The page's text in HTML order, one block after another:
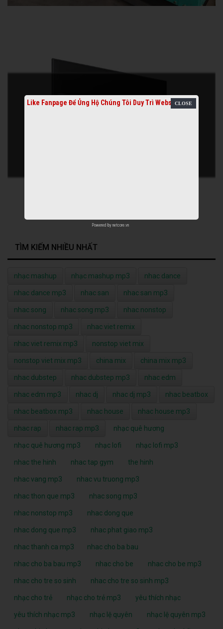
TÌM KIẾM NHIỀU NHẤT
nhạc mashup nhạc mashup mp3 nhac dance
nhac dance mp3 nhac san nhac san mp3
nhac song nhac song mp3 nhac nonstop
nhac nonstop mp3 nhac viet remix
nhac viet remix mp3 nonstop viet mix
nonstop viet mix mp3 china mix china mix mp3
nhac dubstep nhac dubstep mp3 nhac edm
nhac edm mp3 nhac dj nhac dj mp3 nhac beatbox
nhac beatbox mp3 nhac house nhac house mp3
nhac rap nhac rap mp3 nhạc quê hương
nhạc quê hương mp3 nhạc lofi nhạc lofi mp3
nhac the hinh nhac tap gym the hinh
nhac vang mp3 nhac vu truong mp3
nhac thon que mp3 nhac song mp3
nhac nonstop mp3 nhac dong que
nhac dong que mp3 nhac phat giao mp3
nhac thanh ca mp3 nhac cho ba bau
nhac cho ba bau mp3 nhac cho be nhac cho be mp3
nhac cho tre so sinh nhac cho tre so sinh mp3
nhạc cho trẻ nhạc cho trẻ mp3 yêu thích nhạc
yêu thích nhạc mp3 nhạc lệ quyên nhạc lệ quyên mp3
Like Fanpage Để Ủng Hộ Chúng Tôi Duy Trì Website
Powered by netcore.vn